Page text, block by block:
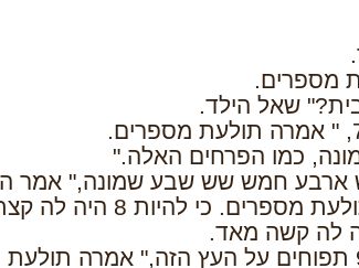
מספרים.
שאל הילד.
כמו הפרחים האלה."
ארבע חמש שש שבע שמונה," אמר
כי להיות 8 היה לה קצת קשה.